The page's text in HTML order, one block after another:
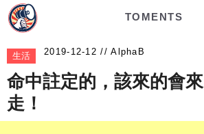
TOMENTS
生活 AlphaB
命中註定的，該來的會
走！